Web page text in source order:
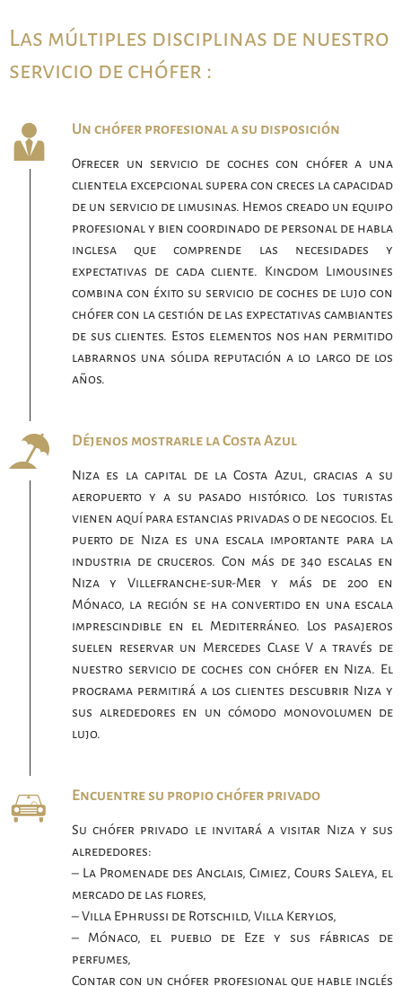
Las múltiples disciplinas de nuestro
servicio de chófer :
Un chófer profesional a su disposición
Ofrecer un servicio de coches con chófer a una
clientela excepcional supera con creces la capacidad
de un servicio de limusinas. Hemos creado un equipo
profesional y bien coordinado de personal de habla
inglesa que comprende las necesidades y
expectativas de cada cliente. Kingdom Limousines
combina con éxito su servicio de coches de lujo con
chófer con la gestión de las expectativas cambiantes
de sus clientes. Estos elementos nos han permitido
labrarnos una sólida reputación a lo largo de los
años.
Déjenos mostrarle la Costa Azul
Niza es la capital de la Costa Azul, gracias a su
aeropuerto y a su pasado histórico. Los turistas
vienen aquí para estancias privadas o de negocios. El
puerto de Niza es una escala importante para la
industria de cruceros. Con más de 340 escalas en
Niza y Villefranche-sur-Mer y más de 200 en
Mónaco, la región se ha convertido en una escala
imprescindible en el Mediterráneo. Los pasajeros
suelen reservar un Mercedes Clase V a través de
nuestro servicio de coches con chófer en Niza. El
programa permitirá a los clientes descubrir Niza y
sus alrededores en un cómodo monovolumen de
lujo.
Encuentre su propio chófer privado
Su chófer privado le invitará a visitar Niza y sus
alrededores:
– La Promenade des Anglais, Cimiez, Cours Saleya, el
mercado de las flores,
– Villa Ephrussi de Rotschild, Villa Kerylos,
– Mónaco, el pueblo de Eze y sus fábricas de
perfumes,
Contar con un chófer profesional que hable inglés